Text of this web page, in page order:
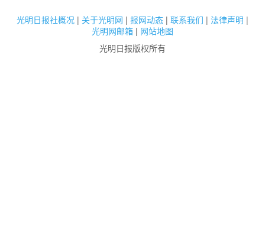
光明日报社概况 | 关于光明网 | 报网动态 | 联系我们 | 法律声明 |
光明网邮箱 | 网站地图
光明日报版权所有